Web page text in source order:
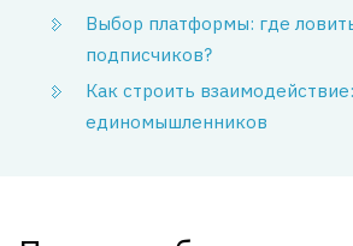
Выбор платформы: где
подписчиков?
Как строить
единомышленников